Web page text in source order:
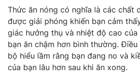
Thức ăn nóng có nghĩa là các chất
được giải phóng khiến bạn cảm
giác hưởng thụ và nhiệt độ cao của
bạn ăn chậm hơn bình thường. Điều
bộ hiểu lầm rằng bạn đang no và
của bạn lâu hơn sau khi ăn xong.